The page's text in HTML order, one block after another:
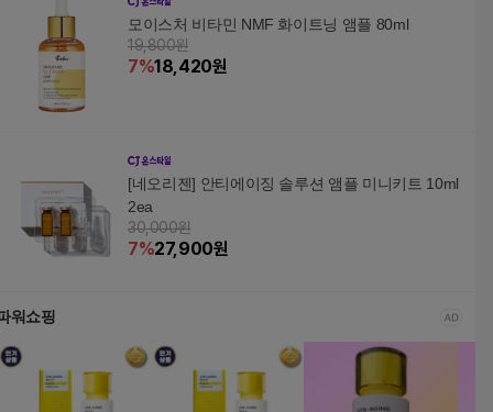
모이스처 비타민 NMF 화이트닝 앰플 80ml
19,800원
7%18,420원
[네오리젠] 안티에이징 솔루션 앰플 미니키트 10ml
2ea
30,000원
7%27,900원
워쇼핑